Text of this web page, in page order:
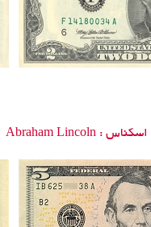
اسکناس : Abraham Lincoln